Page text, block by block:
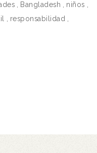
Bangladesh niños
responsabilidad